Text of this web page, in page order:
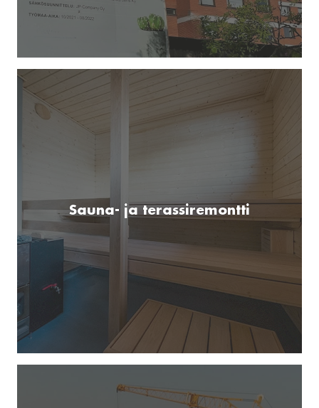
Sauna- ja terassiremontti